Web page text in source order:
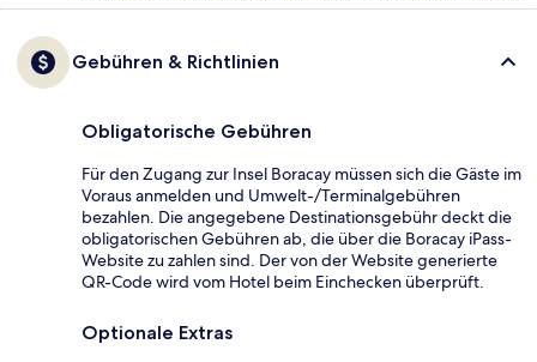
Gebühren & Richtlinien
Obligatorische Gebühren
Für den Zugang zur Insel Boracay müssen sich die Gäste im
Voraus anmelden und Umwelt-/Terminalgebühren
bezahlen. Die angegebene Destinationsgebühr deckt die
obligatorischen Gebühren ab, die über die Boracay iPass-
Website zu zahlen sind. Der von der Website generierte
QR-Code wird vom Hotel beim Einchecken überprüft.
Optionale Extras